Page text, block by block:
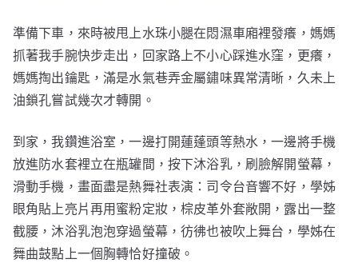
準備下車，來時被甩上水珠小腿在悶濕車廂裡發癢，媽媽
抓著我手腕快步走出，回家路上不小心踩進水窪，更癢，
媽媽掏出鑰匙，滿是水氣巷弄金屬鏽味異常清晰，久未上
油鎖孔嘗試幾次才轉開。
到家，我鑽進浴室，一邊打開蓮蓬頭等熱水，一邊將手機
放進防水套裡立在瓶罐間，按下沐浴乳，刷臉解開螢幕，
滑動手機，畫面盡是熱舞社表演：司令台音響不好，學姊
眼角貼上亮片再用蜜粉定妝，棕皮革外套敞開，露出一整
截腰，沐浴乳泡泡穿過螢幕，彷彿也被吹上舞台，學姊在
舞曲鼓點上一個胸轉恰好撞破。